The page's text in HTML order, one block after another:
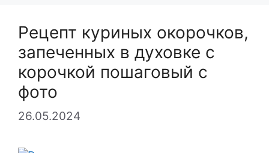
Рецепт куриных окорочков,
запеченных в духовке с
корочкой пошаговый с
фото
26.05.2024